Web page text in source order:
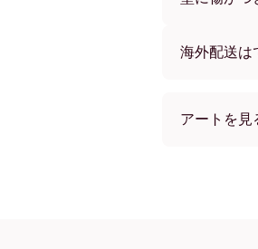
海外配送は
アートを見